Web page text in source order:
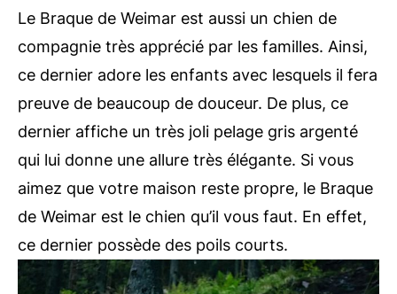
Le Braque de Weimar est aussi un chien de
compagnie très apprécié par les familles. Ainsi,
ce dernier adore les enfants avec lesquels il fera
preuve de beaucoup de douceur. De plus, ce
dernier affiche un très joli pelage gris argenté
qui lui donne une allure très élégante. Si vous
aimez que votre maison reste propre, le Braque
de Weimar est le chien qu’il vous faut. En effet,
ce dernier possède des poils courts.